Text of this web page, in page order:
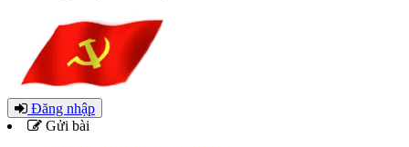
Đăng nhập
Gửi bài